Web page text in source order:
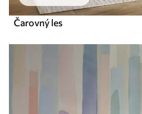
Čarovný les